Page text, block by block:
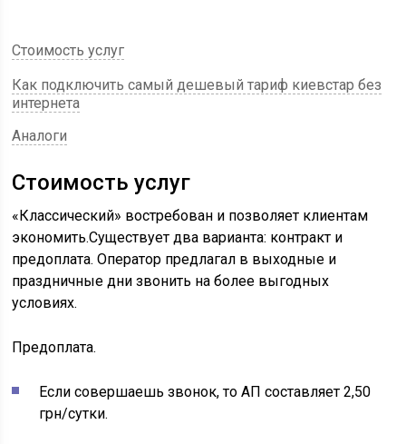
Стоимость услуг
Как подключить самый дешевый тариф киевстар без
интернета
Аналоги
Стоимость услуг
«Классический» востребован и позволяет клиентам
экономить.Существует два варианта: контракт и
предоплата. Оператор предлагал в выходные и
праздничные дни звонить на более выгодных
условиях.
Предоплата.
Если совершаешь звонок, то АП составляет 2,50
грн/сутки.